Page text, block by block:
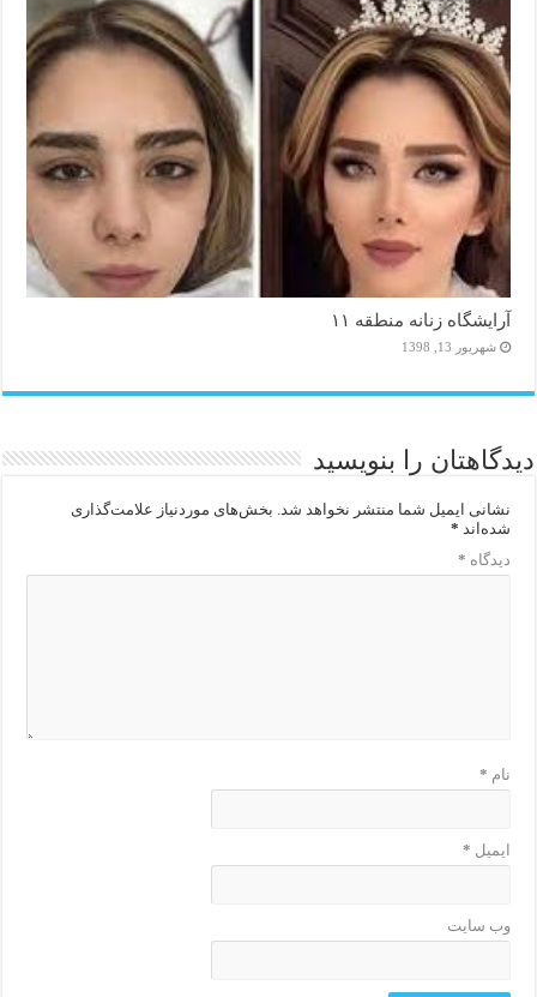
آرایشگاه زنانه منطقه ۱۱
شهریور 13, 1398
دیدگاهتان را بنویسید
نشانی ایمیل شما منتشر نخواهد شد. بخش‌های موردنیاز علامت‌گذاری
شده‌اند *
دیدگاه *
نام *
ایمیل *
وب‌ سایت